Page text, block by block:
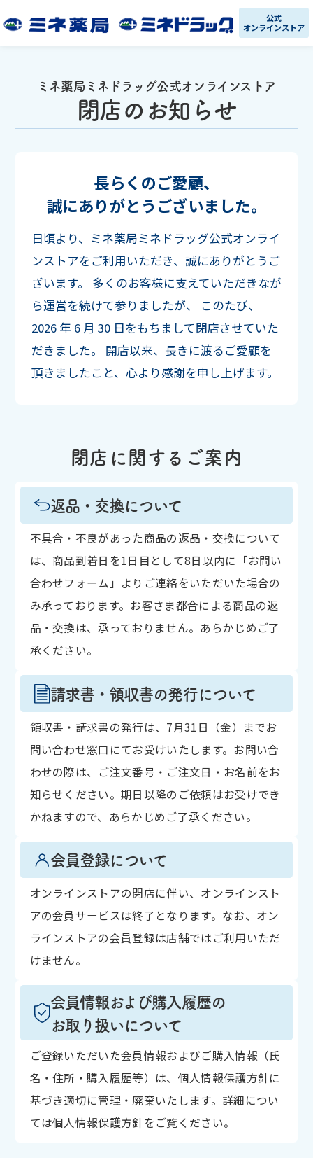
公式
オンラインストア
ミネ薬局ミネドラッグ公式オンラインストア
閉店のお知らせ
長らくのご愛顧、
誠にありがとうございました。
日頃より、ミネ薬局ミネドラッグ公式オンライ
ンストアをご利用いただき、誠にありがとうご
ざいます。
多くのお客様に支えていただきなが
ら運営を続けて参りましたが、
このたび、
2026 年 6 月 30 日をもちまして閉店させていた
だきました。
開店以来、長きに渡るご愛顧を
頂きましたこと、心より感謝を申し上げます。
閉店に関するご案内
返品・交換について
不具合・不良があった商品の返品・交換について
は、商品到着日を1日目として8日以内に「お問い
合わせフォーム」よりご連絡をいただいた場合の
み承っております。お客さま都合による商品の返
品・交換は、承っておりません。あらかじめご了
承ください。
請求書・領収書の発行について
領収書・請求書の発行は、7月31日（金）までお
問い合わせ窓口にてお受けいたします。お問い合
わせの際は、ご注文番号・ご注文日・お名前をお
知らせください。期日以降のご依頼はお受けでき
かねますので、あらかじめご了承ください。
会員登録について
オンラインストアの閉店に伴い、オンラインスト
アの会員サービスは終了となります。なお、オン
ラインストアの会員登録は店舗ではご利用いただ
けません。
会員情報および購入履歴の
お取り扱いについて
ご登録いただいた会員情報およびご購入情報（氏
名・住所・購入履歴等）は、個人情報保護方針に
基づき適切に管理・廃棄いたします。詳細につい
ては個人情報保護方針をご覧ください。